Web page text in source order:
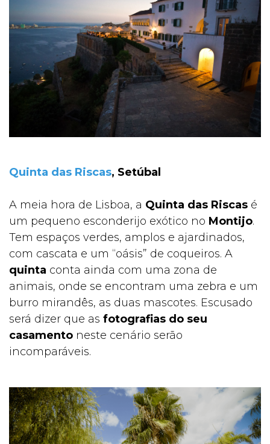
CASA
MENT
OS
MUITO
ESPEC
IAIS
Quinta das Riscas, Setúbal
A meia hora de Lisboa, a Quinta das Riscas é
um pequeno esconderijo exótico no Montijo.
Tem espaços verdes, amplos e ajardinados,
com cascata e um “oásis” de coqueiros. A
quinta conta ainda com uma zona de
animais, onde se encontram uma zebra e um
burro mirandês, as duas mascotes. Escusado
será dizer que as fotografias do seu
casamento neste cenário serão
incomparáveis.